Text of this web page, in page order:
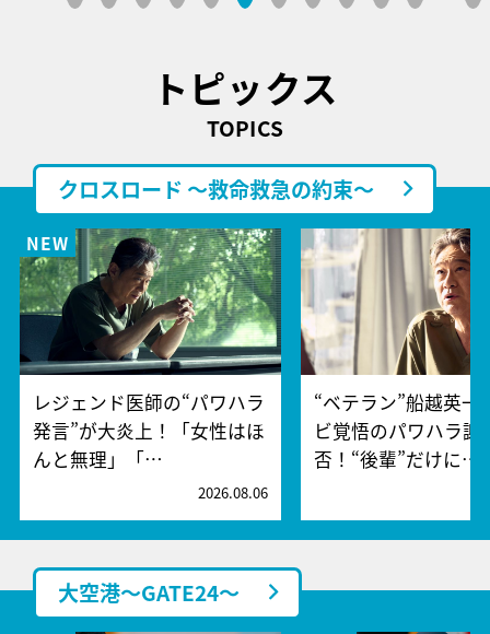
トピックス
TOPICS
クロスロード ～救命救急の約束～
レジェンド医師の“パワハラ
発言”が大炎上！「女性はほ
んと無理」「…
2026.08.06
“ベテラン”船越英一
ビ覚悟のパワハラ謝
否！“後輩”だけに…
大空港～GATE24～